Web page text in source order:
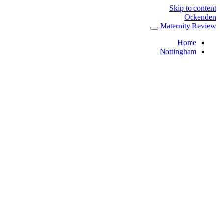
Skip to content
Ockenden
Maternity Review
Home
Nottingham